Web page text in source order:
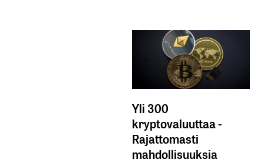
Yli 300
kryptovaluuttaa -
Rajattomasti
mahdollisuuksia